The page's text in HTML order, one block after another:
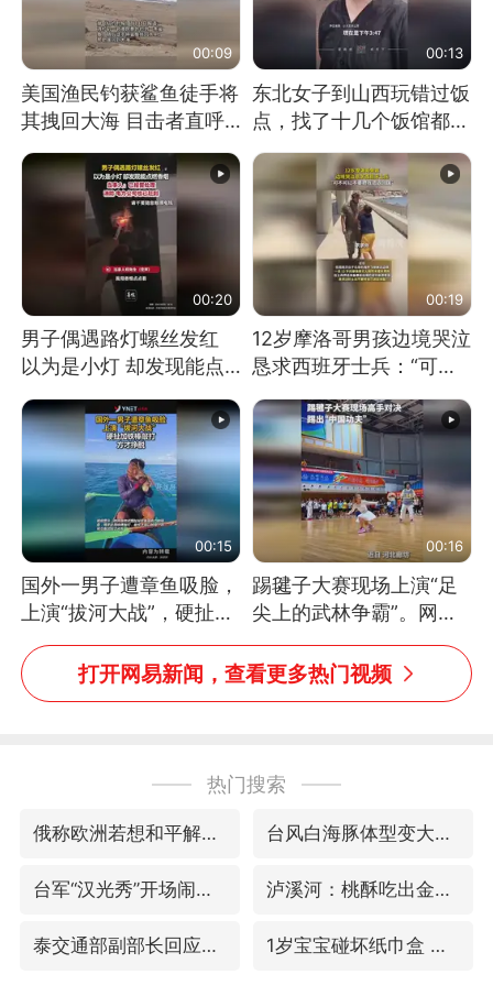
00:09
美国渔民钓获鲨鱼徒手将
其拽回大海 目击者直呼
震惊 （视频来源：参考
消息）
00:13
东北女子到山西玩错过饭
点，找了十几个饭馆都没
开门：午休到几点
00:20
男子偶遇路灯螺丝发红
以为是小灯 却发现能点
燃香烟 当事人：已报警
处理
00:19
12岁摩洛哥男孩边境哭泣
恳求西班牙士兵：“可不
可以不要把我遣返回国”
00:15
国外一男子遭章鱼吸脸，
上演“拔河大战”，硬扯加
铁棒敲打方才挣脱
00:16
踢毽子大赛现场上演“足
尖上的武林争霸”。网
友：这哪是踢毽子，分明
是武侠片现场！#睡个好
打开网易新闻，查看更多热门视频
热门搜索
俄称欧洲若想和平解决冲突应停止援乌 台风白海豚体型变大近似13个浙江面积
台军“汉光秀”开场闹剧多 泸溪河：桃酥吃出金属牙冠视频不实
泰交通部副部长回应中国人遭歧视手势 1岁宝宝碰坏纸巾盒 宝妈被索赔924元